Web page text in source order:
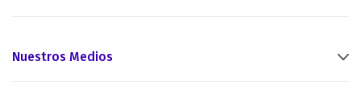
Nuestros Medios